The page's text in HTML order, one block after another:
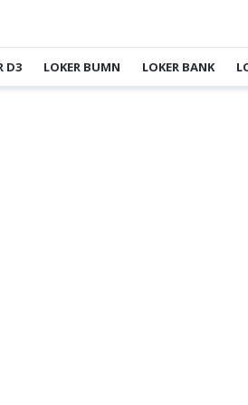
D3 LOKER BUMN LOKER BANK